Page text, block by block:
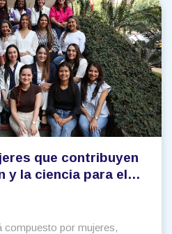
que contribuyen
y la ciencia para el
compuesto por mujeres,